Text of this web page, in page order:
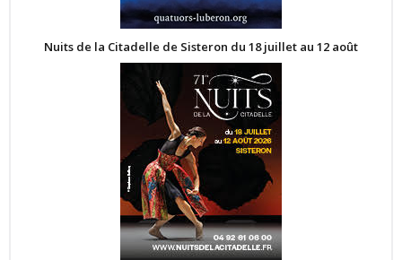
Nuits de la Citadelle de Sisteron du 18 juillet au 12 août